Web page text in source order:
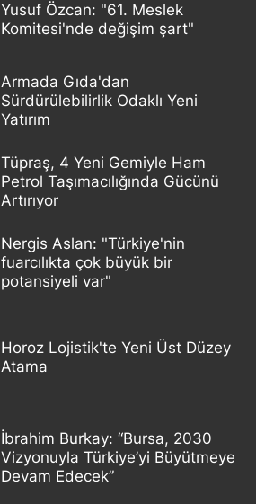
Yusuf Özcan: "61. Meslek
Komitesi'nde değişim şart"
Armada Gıda'dan
Sürdürülebilirlik Odaklı Yeni
Yatırım
Tüpraş, 4 Yeni Gemiyle Ham
Petrol Taşımacılığında Gücünü
Artırıyor
Nergis Aslan: "Türkiye'nin
fuarcılıkta çok büyük bir
potansiyeli var"
Horoz Lojistik'te Yeni Üst Düzey
Atama
İbrahim Burkay: “Bursa, 2030
Vizyonuyla Türkiye’yi Büyütmeye
Devam Edecek”